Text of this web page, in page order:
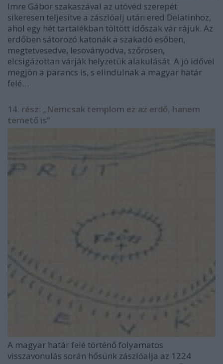
Imre Gábor szakaszával az utóvéd szerepét
sikeresen teljesítve a zászlóalj után ered Delatinhoz,
ahol egy hét tartalékban töltött időszak vár rájuk. Az
erdőben sátorozó katonák a szakadó esőben,
megtetvesedve, lesoványodva, szőrösen,
elcsigázottan várják helyzetük alakulását. A jó idővel
megjön a parancs is, s elindulnak a magyar határ
felé…
14. rész: „Nemcsak templom ez az erdő, hanem
temető is”
A magyar határ felé történő folyamatos
visszavonulás során hősünk zászlóalja az 1224